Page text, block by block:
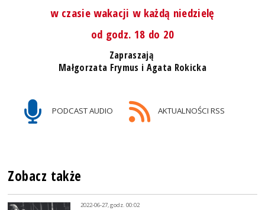
w czasie wakacji w każdą niedzielę
od godz. 18 do 20
Zapraszają
Małgorzata Frymus i Agata Rokicka
PODCAST AUDIO AKTUALNOŚCI RSS
Zobacz także
2022-06-27, godz. 00:02